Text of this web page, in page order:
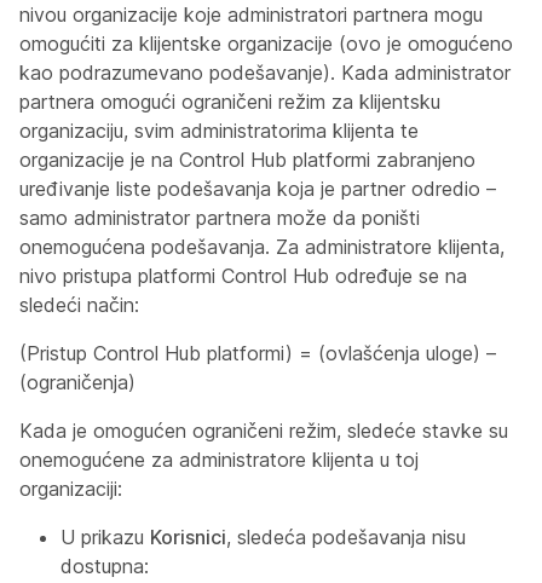
nivou organizacije koje administratori partnera mogu
omogućiti za klijentske organizacije (ovo je omogućeno
kao podrazumevano podešavanje). Kada administrator
partnera omogući ograničeni režim za klijentsku
organizaciju, svim administratorima klijenta te
organizacije je na Control Hub platformi zabranjeno
uređivanje liste podešavanja koja je partner odredio –
samo administrator partnera može da poništi
onemogućena podešavanja. Za administratore klijenta,
nivo pristupa platformi Control Hub određuje se na
sledeći način:
(Pristup Control Hub platformi) = (ovlašćenja uloge) –
(ograničenja)
Kada je omogućen ograničeni režim, sledeće stavke su
onemogućene za administratore klijenta u toj
organizaciji:
U prikazu Korisnici, sledeća podešavanja nisu
dostupna: